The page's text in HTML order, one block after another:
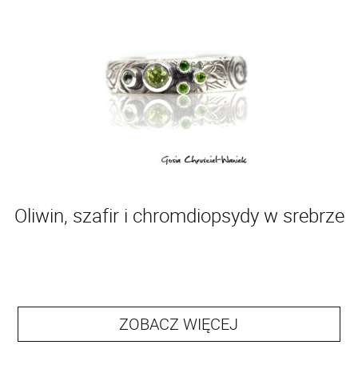
Oliwin, szafir i chromdiopsydy w srebrze
ZOBACZ WIĘCEJ